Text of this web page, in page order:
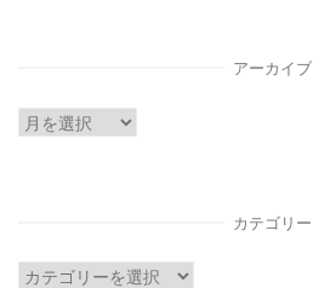
アーカイブ
ア
カテゴリー
カ